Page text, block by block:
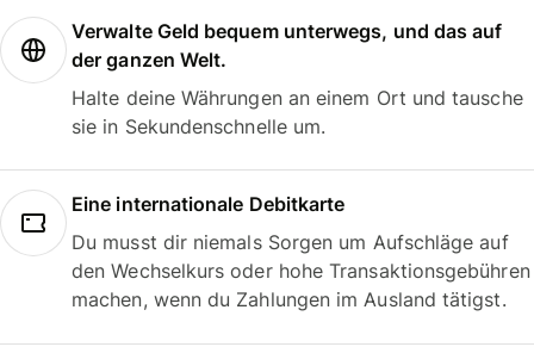
Verwalte Geld bequem unterwegs, und das auf
der ganzen Welt.
Halte deine Währungen an einem Ort und tausche
sie in Sekundenschnelle um.
Eine internationale Debitkarte
Du musst dir niemals Sorgen um Aufschläge auf
den Wechselkurs oder hohe Transaktionsgebühren
machen, wenn du Zahlungen im Ausland tätigst.